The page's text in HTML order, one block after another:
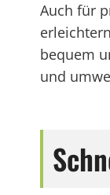
Auch für
bequem
und